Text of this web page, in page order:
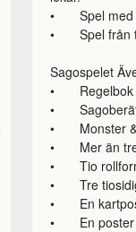
• Spel med
• Spel från
Sagospelet
• Regelbok
•
• Monster &
• Mer än
• Tio
• Tre
• En
• En poster